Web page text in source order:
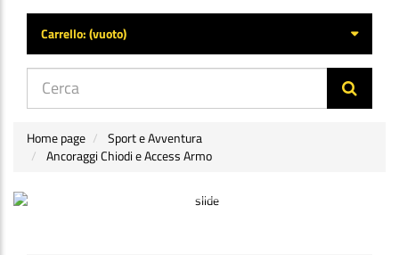
di
Carrello:(vuoto)
Home page
Sport e Avventura
Ancoraggi Chiodi e Access Armo